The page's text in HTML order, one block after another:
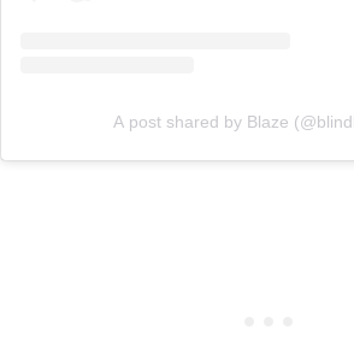
A post shared by Blaze